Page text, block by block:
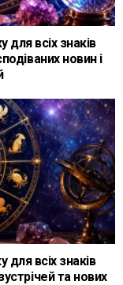
всіх знаків
новин і
всіх знаків
та нових